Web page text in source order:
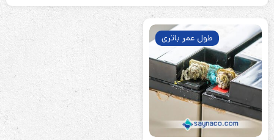
طول عمر باتری